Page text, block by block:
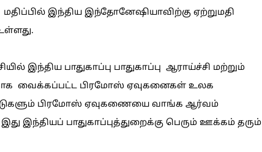
மதிப்பில் இந்திய இந்தோனேஷியாவிற்கு ஏற்றுமதி
இந்திய பாதுகாப்பு பாதுகாப்பு ஆராய்ச்சி மற்றும்
வைக்கப்பட்ட பிரமோஸ் ஏவுகனைகள் உலக
பிரமோஸ் ஏவுகணையை வாங்க ஆர்வம்
இந்தியப் பாதுகாப்புத்துறைக்கு பெரும் ஊக்கம் தரும்